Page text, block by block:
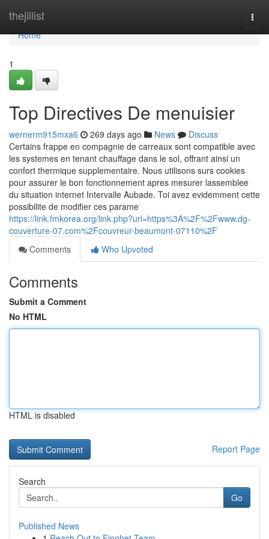
thejillist
Home
Home
1
Top Directives De menuisier
wernerm915mxa6 269 days ago News
Discuss
Certains frappe en compagnie de carreaux sont compatible avec
les systemes en tenant chauffage dans le sol, offrant ainsi un
confort thermique supplementaire. Nous utilisons surs cookies
pour assurer le bon fonctionnement apres mesurer lassemblee
du situation internet Intervalle Aubade. Toi avez evidemment cette
possibilite de modifier ces parame
https://link.fmkorea.org/link.php?url=https%3A%2F%2Fwww.dg-
couverture-07.com%2Fcouvreur-beaumont-07110%2F
Comments
Who Upvoted
Comments
Submit a Comment
No HTML
HTML is disabled
Report Page
Search
Go
Published News